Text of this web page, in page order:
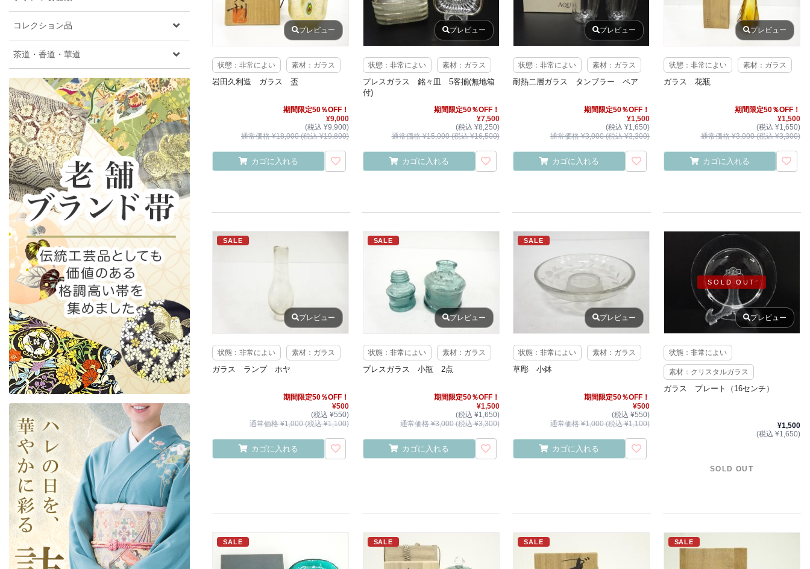
コレクション品
茶道・香道・華道
プレビュー
状態：非常によい 素材：ガラス
岩田久利造 ガラス 盃
期間限定50％OFF！
¥9,000
(税込 ¥9,900)
通常価格 ¥18,000 (税込 ¥19,800)
カゴに入れる
プレビュー
状態：非常によい 素材：ガラス
プレスガラス 銘々皿 5客揃(無地箱
付)
期間限定50％OFF！
¥7,500
(税込 ¥8,250)
通常価格 ¥15,000 (税込 ¥16,500)
カゴに入れる
プレビュー
状態：非常によい 素材：ガラス
耐熱二層ガラス タンブラー ペア
期間限定50％OFF！
¥1,500
(税込 ¥1,650)
通常価格 ¥3,000 (税込 ¥3,300)
カゴに入れる
プレビュー
状態：非常によい 素材：ガラス
ガラス 花瓶
期間限定50％OFF！
¥1,500
(税込 ¥1,650)
通常価格 ¥3,000 (税込 ¥3,300)
カゴに入れる
SALE
プレビュー
状態：非常によい 素材：ガラス
ガラス ランプ ホヤ
期間限定50％OFF！
¥500
(税込 ¥550)
通常価格 ¥1,000 (税込 ¥1,100)
カゴに入れる
SALE
プレビュー
状態：非常によい 素材：ガラス
プレスガラス 小瓶 2点
期間限定50％OFF！
¥1,500
(税込 ¥1,650)
通常価格 ¥3,000 (税込 ¥3,300)
カゴに入れる
SALE
プレビュー
状態：非常によい 素材：ガラス
草彫 小鉢
期間限定50％OFF！
¥500
(税込 ¥550)
通常価格 ¥1,000 (税込 ¥1,100)
カゴに入れる
SOLD OUT
プレビュー
状態：非常によい
素材：クリスタルガラス
ガラス プレート（16センチ）
¥1,500
(税込 ¥1,650)
SOLD OUT
SALE SALE SALE SALE